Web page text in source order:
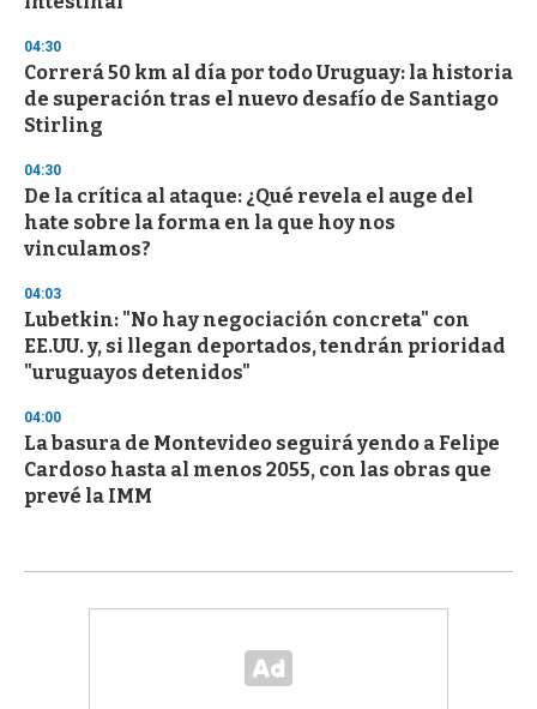
04:30
Correrá 50 km al día por todo Uruguay: la historia
de superación tras el nuevo desafío de Santiago
Stirling
04:30
De la crítica al ataque: ¿Qué revela el auge del
hate sobre la forma en la que hoy nos
vinculamos?
04:03
Lubetkin: "No hay negociación concreta" con
EE.UU. y, si llegan deportados, tendrán prioridad
"uruguayos detenidos"
04:00
La basura de Montevideo seguirá yendo a Felipe
Cardoso hasta al menos 2055, con las obras que
prevé la IMM